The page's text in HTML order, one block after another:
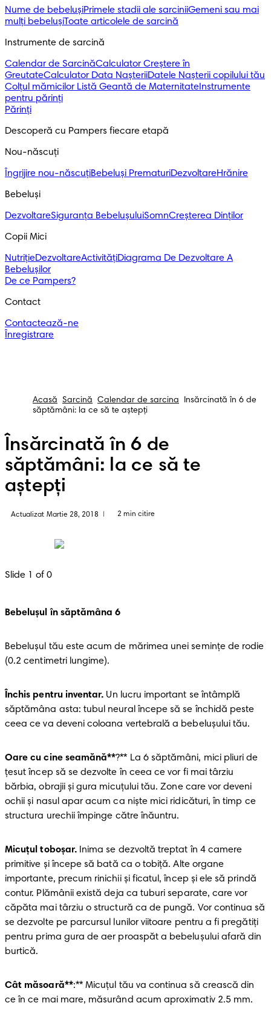
Nume de bebelușiPrimele stadii ale sarciniiGemeni sau mai
mulți bebelușiToate articolele de sarcină
Instrumente de sarcină
Calendar de SarcinăCalculator Creștere în
GreutateCalculator Data NașteriiDatele Nașterii copilului tău
Colțul mămicilor Listă Geantă de Maternitate Instrumente
pentru părinți
Părinți
Descoperă cu Pampers fiecare etapă
Nou-născuți
Îngrijire nou-născuțiBebeluși PrematuriDezvoltareHrănire
Bebeluși
DezvoltareSiguranța BebelușuluiSomnCreșterea Dinților
Copii Mici
NutrițieDezvoltareActivitățiDiagrama De Dezvoltare A
Bebelușilor
De ce Pampers?
Contact
Contactează-ne
Înregistrare
Acasă Sarcină Calendar de sarcina
Însărcinată în 6 de
săptămâni: la ce să te aștepți
Însărcinată în 6 de
săptămâni: la ce să te
aștepți
Actualizat Martie 28, 2018 2 min citire
Slide 1 of 0
Bebelușul în săptămâna 6
Bebelușul tău este acum de mărimea unei semințe de rodie
(0.2 centimetri lungime).
Închis pentru inventar. Un lucru important se întâmplă
săptămâna asta: tubul neural începe să se închidă peste
ceea ce va deveni coloana vertebrală a bebelușului tău.
Oare cu cine seamănă**?** La 6 săptămâni, mici pliuri de
țesut încep să se dezvolte în ceea ce vor fi mai târziu
bărbia, obrajii și gura micuțului tău. Zone care vor deveni
ochii și nasul apar acum ca niște mici ridicături, în timp ce
structura urechii împinge către înăuntru.
Micuțul toboșar. Inima se dezvoltă treptat în 4 camere
primitive și începe să bată ca o tobiță. Alte organe
importante, precum rinichii și ficatul, încep și ele să prindă
contur. Plămânii există deja ca tuburi separate, care vor
căpăta mai târziu o structură ca de pungă. Vor continua să
se dezvolte pe parcursul lunilor viitoare pentru a fi pregătiți
pentru prima gura de aer proaspăt a bebelușului afară din
burtică.
Cât măsoară**:** Micuțul tău va continua să crească din
ce în ce mai mare, măsurând acum aproximativ 2.5 mm.